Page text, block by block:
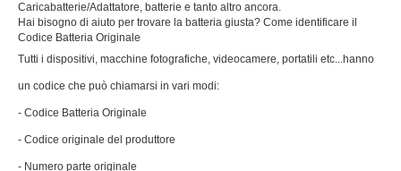
Caricabatterie/Adattatore, batterie e tanto altro ancora.
Hai bisogno di aiuto per trovare la batteria giusta? Come identificare il
Codice Batteria Originale
Tutti i dispositivi, macchine fotografiche, videocamere, portatili etc...hanno
un codice che può chiamarsi in vari modi:
- Codice Batteria Originale
- Codice originale del produttore
- Numero parte originale